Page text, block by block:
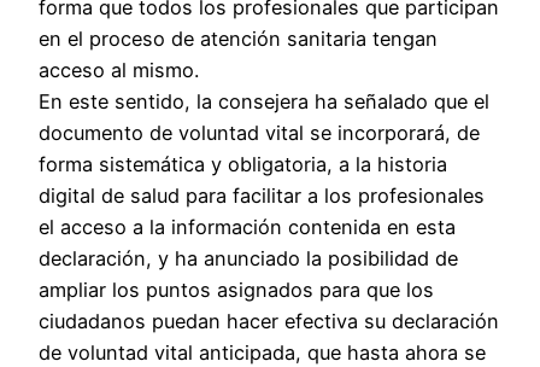
forma que todos los profesionales que participan
en el proceso de atención sanitaria tengan
acceso al mismo.
En este sentido, la consejera ha señalado que el
documento de voluntad vital se incorporará, de
forma sistemática y obligatoria, a la historia
digital de salud para facilitar a los profesionales
el acceso a la información contenida en esta
declaración, y ha anunciado la posibilidad de
ampliar los puntos asignados para que los
ciudadanos puedan hacer efectiva su declaración
de voluntad vital anticipada, que hasta ahora se